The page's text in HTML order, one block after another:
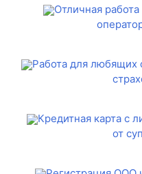
Отличная
Работа для любящих
Кредитная карта с
от